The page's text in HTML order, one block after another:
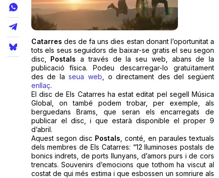
La Llista
Llocs
Catarres des de fa uns dies estan donant l’oportunitat a
tots els seus seguidors de baixar-se gratis el seu segon
disc, Postals a través de la seu web, abans de la
publicació física. Podeu descarregar-lo gratuïtament
des de laseua web , o directament des del següent
enllaç.
El disc de Els Catarres ha estat editat pel segell Música
Global, on també podem trobar, per exemple, als
berguedans Brams, que seran els encarregats de
publicar el disc, i que estarà disponible el proper 9
d’abril.
Aquest segon disc Postals , conté, en paraules textuals
dels membres de Els Catarres: “12 lluminoses postals de
bonics indrets, de ports llunyans, d’amors purs i de cors
trencats. Souvenirs d’emocions que tothom ha viscut al
costat de qui més estima i que esbossen un somriure als